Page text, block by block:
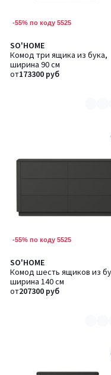
-55% по коду 5525
SO'HOME
Комод три ящика из бука,
ширина 90 см
от173300 руб
Количество
цветов:
6
-55% по коду 5525
SO'HOME
Комод шесть ящиков из
ширина 140 см
от207300 руб
Количество
цветов:
6